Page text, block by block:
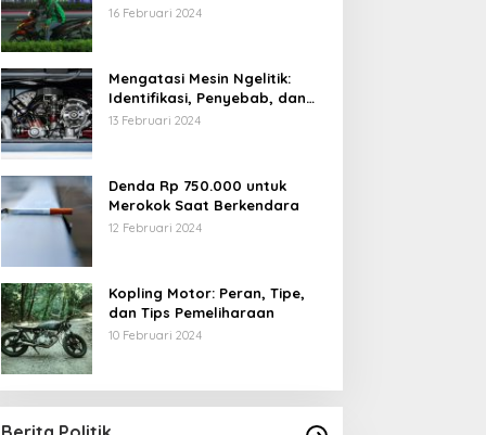
16 Februari 2024
Mengatasi Mesin Ngelitik:
Identifikasi, Penyebab, dan
Solusi
13 Februari 2024
Denda Rp 750.000 untuk
Merokok Saat Berkendara
12 Februari 2024
Kopling Motor: Peran, Tipe,
dan Tips Pemeliharaan
10 Februari 2024